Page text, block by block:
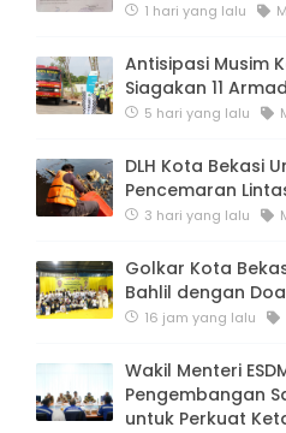
1 hari yang lalu
Antisipasi Musim
Siagakan 11
5 hari yang lalu
DLH Kota Bekasi
Pencemaran
3 hari yang lalu
Golkar Kota
Bahlil dengan
16 jam yang lalu
Wakil Menteri
Pengembangan
untuk Perkuat